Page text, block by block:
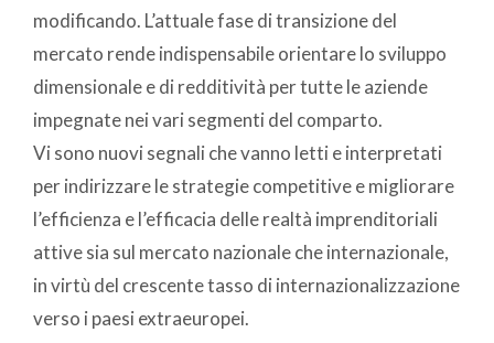
modificando. L’attuale fase di transizione del
mercato rende indispensabile orientare lo sviluppo
dimensionale e di redditività per tutte le aziende
impegnate nei vari segmenti del comparto.
Vi sono nuovi segnali che vanno letti e interpretati
per indirizzare le strategie competitive e migliorare
l’efficienza e l’efficacia delle realtà imprenditoriali
attive sia sul mercato nazionale che internazionale,
in virtù del crescente tasso di internazionalizzazione
verso i paesi extraeuropei.